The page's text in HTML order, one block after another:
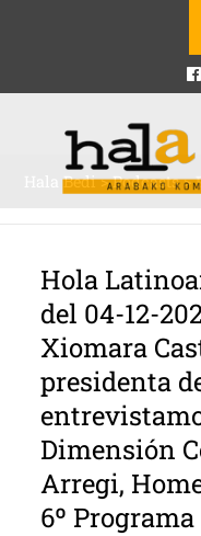
Hala Bedi>Podcasts>
Hola
del 04-12-
Xiomara
presidenta
Dimensión
Arregi,
6º Programa